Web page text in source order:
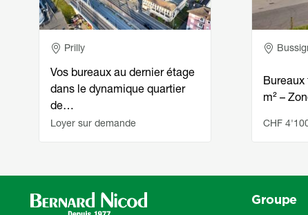
Adresse
Prilly
Vos bureaux au dernier étage
dans le dynamique quartier
de…
Loyer sur demande
m² –
CHF
Groupe